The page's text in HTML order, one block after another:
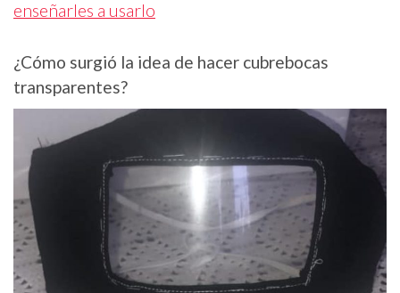
enseñarles a usarlo
¿Cómo surgió la idea de hacer cubrebocas
transparentes?